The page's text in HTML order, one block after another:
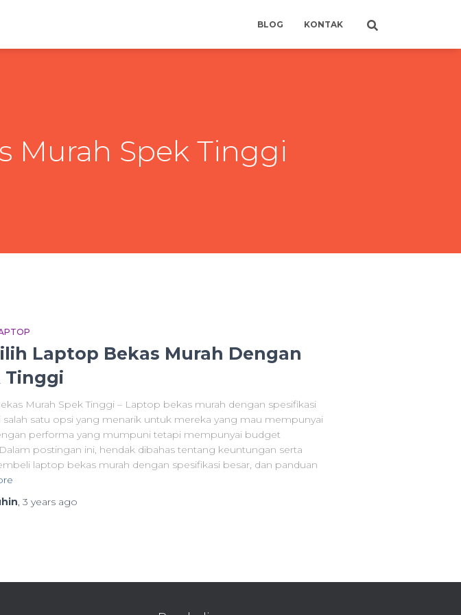
BLOG KONTAK
Murah Spek Tinggi
Laptop Bekas Murah Dengan
Tinggi
Murah Spek Tinggi – Laptop bekas murah dengan spesifikasi
salah satu opsi yang menarik untuk mereka yang mau mempunyai
performa yang mumpuni tetapi mempunyai budget
postingan ini, hendak dibahas tentang keuntungan serta
laptop bekas murah dengan spesifikasi besar, dan panduan
, 3 yearsago